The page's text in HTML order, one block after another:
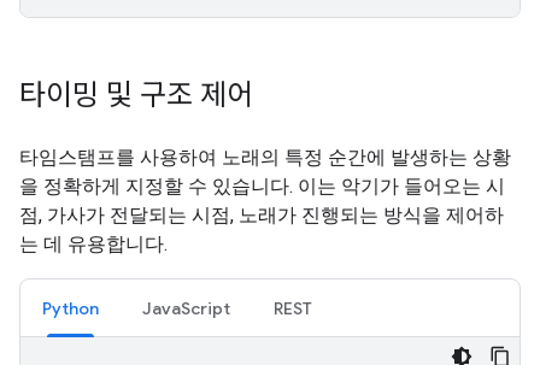
타이밍 및 구조 제어
타임스탬프를 사용하여 노래의 특정 순간에 발생하는 상황
을 정확하게 지정할 수 있습니다. 이는 악기가 들어오는 시
점, 가사가 전달되는 시점, 노래가 진행되는 방식을 제어하
는 데 유용합니다.
Python JavaScript REST